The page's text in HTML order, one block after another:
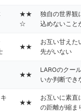
★★
☆
独自の世界観
込めないこと
★★
お互い甘えた
先がいない
★★
LAROのクー
いか判断でき
★★
お互いに素直
の距離が縮ま